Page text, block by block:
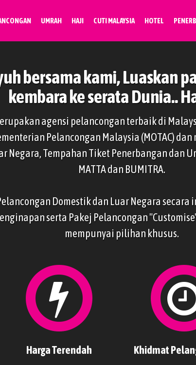
UMRAH HAJI CUTI MALAYSIA HOTEL
bersama kami, Luaskan
kembara ke serata Dunia..
agensi pelancongan terbaik di
Pelancongan Malaysia (MOTAC)
Negara, Tempahan Tiket Penerbangan dan
MATTA dan BUMITRA.
Domestik dan Luar Negara
serta Pakej Pelancongan
mempunyai pilihan khusus.
Harga Terendah Khidmat